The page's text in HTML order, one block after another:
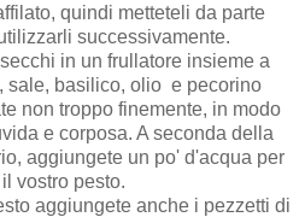
quindi metteteli da parte
successivamente.
in un frullatore insieme a
sale, basilico, olio e pecorino
non troppo finemente, in modo
e corposa. A seconda della
aggiungete un po' d'acqua per
vostro pesto.
aggiungete anche i pezzetti di